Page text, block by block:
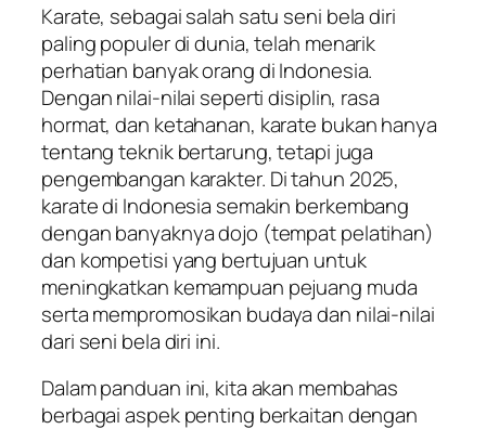
Karate, sebagai salah satu seni bela diri
paling populer di dunia, telah menarik
perhatian banyak orang di Indonesia.
Dengan nilai-nilai seperti disiplin, rasa
hormat, dan ketahanan, karate bukan hanya
tentang teknik bertarung, tetapi juga
pengembangan karakter. Di tahun 2025,
karate di Indonesia semakin berkembang
dengan banyaknya dojo (tempat pelatihan)
dan kompetisi yang bertujuan untuk
meningkatkan kemampuan pejuang muda
serta mempromosikan budaya dan nilai-nilai
dari seni bela diri ini.
Dalam panduan ini, kita akan membahas
berbagai aspek penting berkaitan dengan